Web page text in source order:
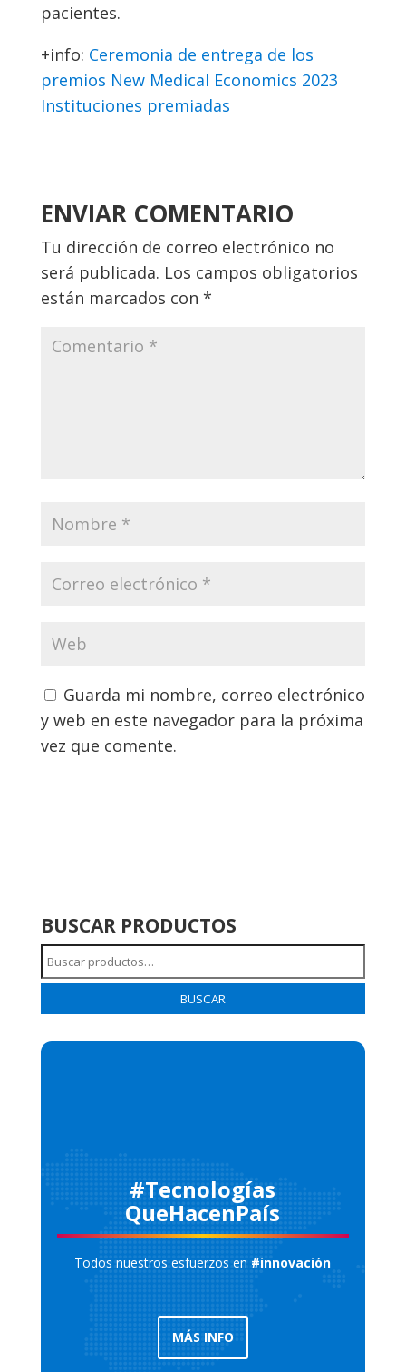
pacientes.
+info: Ceremonia de entrega de los
premios New Medical Economics 2023
Instituciones premiadas
ENVIAR COMENTARIO
Tu dirección de correo electrónico no
será publicada. Los campos obligatorios
están marcados con *
Guarda mi nombre, correo electrónico
y web en este navegador para la próxima
vez que comente.
BUSCAR PRODUCTOS
Buscar
por:
BUSCAR
#Tecnologías
QueHacenPaís
Todos nuestros esfuerzos en #innovación
MÁS INFO